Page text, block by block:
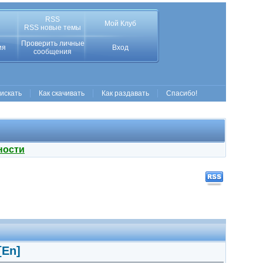
RSS
RSS новые темы
Мой Клуб
Проверить личные
сообщения
Вход
Как скачивать Как раздавать Спасибо!